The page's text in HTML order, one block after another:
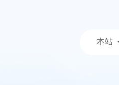
本站